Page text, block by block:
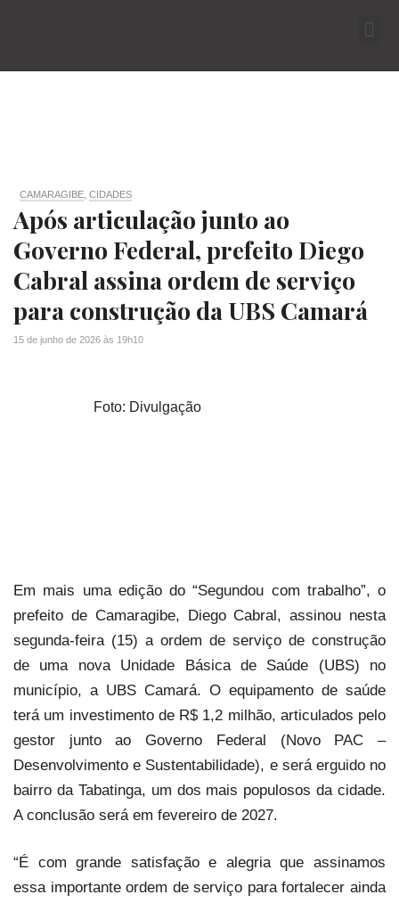
CAMARAGIBE CIDADES
Após articulação junto ao
Governo Federal, prefeito Diego
Cabral assina ordem de serviço
para construção da UBS Camará
15 de junho de 2026 às 19h10
Foto: Divulgação
Em mais uma edição do “Segundou com trabalho”, o
prefeito de Camaragibe, Diego Cabral, assinou nesta
segunda-feira (15) a ordem de serviço de construção
de uma nova Unidade Básica de Saúde (UBS) no
município, a UBS Camará. O equipamento de saúde
terá um investimento de R$ 1,2 milhão, articulados pelo
gestor junto ao Governo Federal (Novo PAC –
Desenvolvimento e Sustentabilidade), e será erguido no
bairro da Tabatinga, um dos mais populosos da cidade.
A conclusão será em fevereiro de 2027.
“É com grande satisfação e alegria que assinamos
essa importante ordem de serviço para fortalecer ainda